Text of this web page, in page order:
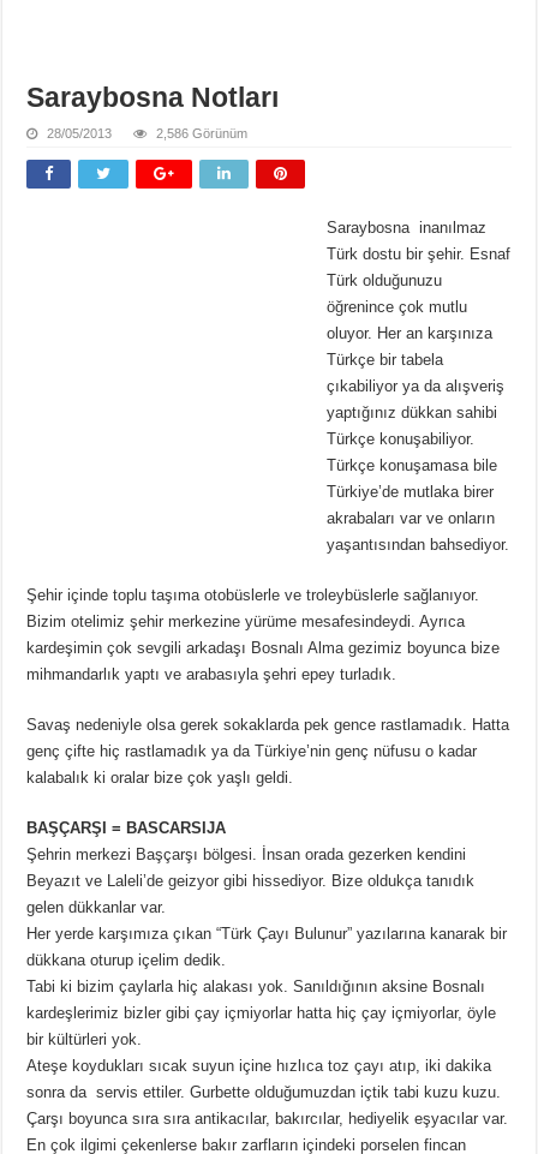
Saraybosna Notları
28/05/2013 2,586 Görünüm
Saraybosna inanılmaz
Türk dostu bir şehir. Esnaf
Türk olduğunuzu
öğrenince çok mutlu
oluyor. Her an karşınıza
Türkçe bir tabela
çıkabiliyor ya da alışveriş
yaptığınız dükkan sahibi
Türkçe konuşabiliyor.
Türkçe konuşamasa bile
Türkiye’de mutlaka birer
akrabaları var ve onların
yaşantısından bahsediyor.
Şehir içinde toplu taşıma otobüslerle ve troleybüslerle sağlanıyor.
Bizim otelimiz şehir merkezine yürüme mesafesindeydi. Ayrıca
kardeşimin çok sevgili arkadaşı Bosnalı Alma gezimiz boyunca bize
mihmandarlık yaptı ve arabasıyla şehri epey turladık.
Savaş nedeniyle olsa gerek sokaklarda pek gence rastlamadık. Hatta
genç çifte hiç rastlamadık ya da Türkiye’nin genç nüfusu o kadar
kalabalık ki oralar bize çok yaşlı geldi.
BAŞÇARŞI = BASCARSIJA
Şehrin merkezi Başçarşı bölgesi. İnsan orada gezerken kendini
Beyazıt ve Laleli’de geizyor gibi hissediyor. Bize oldukça tanıdık
gelen dükkanlar var.
Her yerde karşımıza çıkan “Türk Çayı Bulunur” yazılarına kanarak bir
dükkana oturup içelim dedik.
Tabi ki bizim çaylarla hiç alakası yok. Sanıldığının aksine Bosnalı
kardeşlerimiz bizler gibi çay içmiyorlar hatta hiç çay içmiyorlar, öyle
bir kültürleri yok.
Ateşe koydukları sıcak suyun içine hızlıca toz çayı atıp, iki dakika
sonra da servis ettiler. Gurbette olduğumuzdan içtik tabi kuzu kuzu.
Çarşı boyunca sıra sıra antikacılar, bakırcılar, hediyelik eşyacılar var.
En çok ilgimi çekenlerse bakır zarfların içindeki porselen fincan